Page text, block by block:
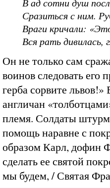
Сразиться с ним.
Враги кричали:
Вся рать дивилась,
Он не только сам
воинов следовать
герба сорвите
англичан
племя. Солдаты
помощь наравне с
образом Карл, дофин
сделать ее святой
мы будем, / Святая